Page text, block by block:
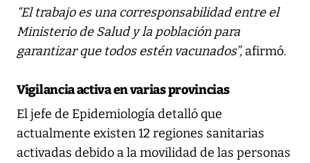
“El trabajo es una corresponsabilidad entre el
Ministerio de Salud y la población para
garantizar que todos estén vacunados”, afirmó.
Vigilancia activa en varias provincias
El jefe de Epidemiología detalló que
actualmente existen 12 regiones sanitarias
activadas debido a la movilidad de las personas